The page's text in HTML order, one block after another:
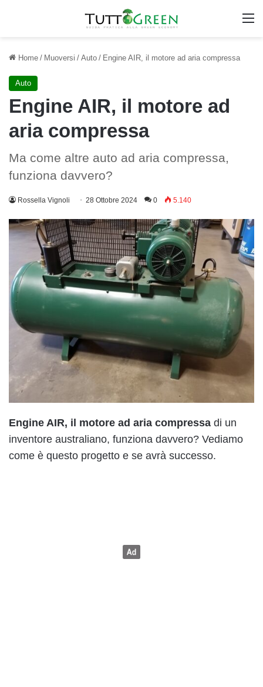
Home / Muoversi / Auto / Engine AIR, il motore ad aria compressa
Auto
Engine AIR, il motore ad
aria compressa
Ma come altre auto ad aria compressa,
funziona davvero?
Rossella Vignoli 28 Ottobre 2024 0 5.140
Engine AIR, il motore ad aria compressa di un
inventore australiano, funziona davvero? Vediamo
come è questo progetto e se avrà successo.